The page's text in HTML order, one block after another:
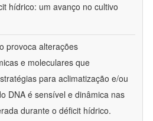
hídrico: um avanço no cultivo
provoca alterações
e moleculares que
para aclimatização e/ou
DNA é sensível e dinâmica nas
durante o déficit hídrico.